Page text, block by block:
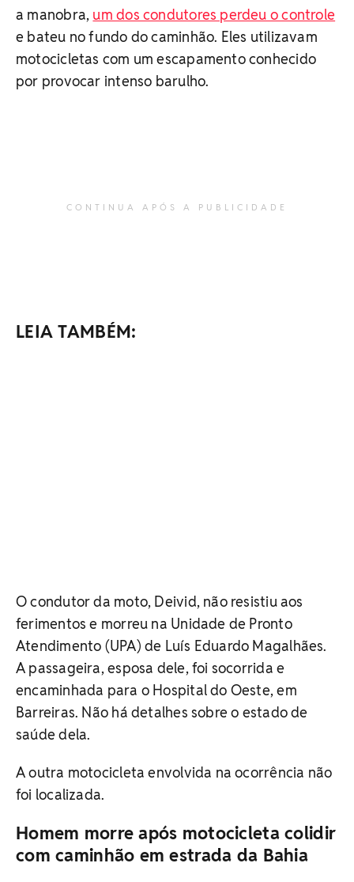
a manobra, um dos condutores perdeu o controle
e bateu no fundo do caminhão. Eles utilizavam
motocicletas com um escapamento conhecido
por provocar intenso barulho.
CONTINUA APÓS A PUBLICIDADE
LEIA TAMBÉM:
O condutor da moto, Deivid, não resistiu aos
ferimentos e morreu na Unidade de Pronto
Atendimento (UPA) de Luís Eduardo Magalhães.
A passageira, esposa dele, foi socorrida e
encaminhada para o Hospital do Oeste, em
Barreiras. Não há detalhes sobre o estado de
saúde dela.
A outra motocicleta envolvida na ocorrência não
foi localizada.
Homem morre após motocicleta colidir
com caminhão em estrada da Bahia